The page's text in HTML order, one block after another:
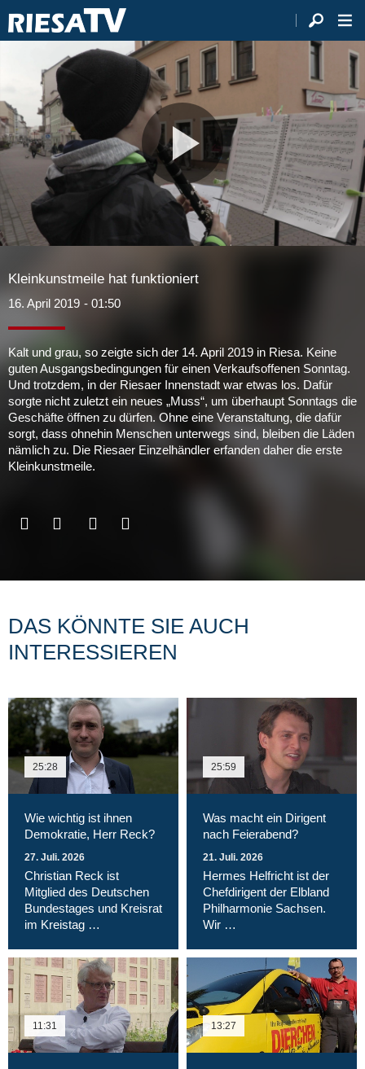
Video
Kleinkunstmeile hat funktioniert
16. April 2019 - 01:50
Kalt und grau, so zeigte sich der 14. April 2019 in Riesa. Keine
guten Ausgangsbedingungen für einen Verkaufsoffenen Sonntag.
Und trotzdem, in der Riesaer Innenstadt war etwas los. Dafür
sorgte nicht zuletzt ein neues „Muss“, um überhaupt Sonntags die
Geschäfte öffnen zu dürfen. Ohne eine Veranstaltung, die dafür
sorgt, dass ohnehin Menschen unterwegs sind, bleiben die Läden
nämlich zu. Die Riesaer Einzelhändler erfanden daher die erste
Kleinkunstmeile.
DAS KÖNNTE SIE AUCH
INTERESSIEREN
25:28
Wie wichtig ist ihnen
Demokratie, Herr Reck?
27. Juli. 2026
Christian Reck ist
Mitglied des Deutschen
Bundestages und Kreisrat
im Kreistag …
25:59
Was macht ein Dirigent
nach Feierabend?
21. Juli. 2026
Hermes Helfricht ist der
Chefdirigent der Elbland
Philharmonie Sachsen.
Wir …
11:31 13:27